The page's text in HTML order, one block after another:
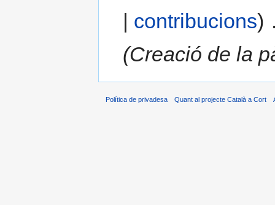
| contribucions)
(Creació de la
Política de privadesa Quant al projecte Català a Cort